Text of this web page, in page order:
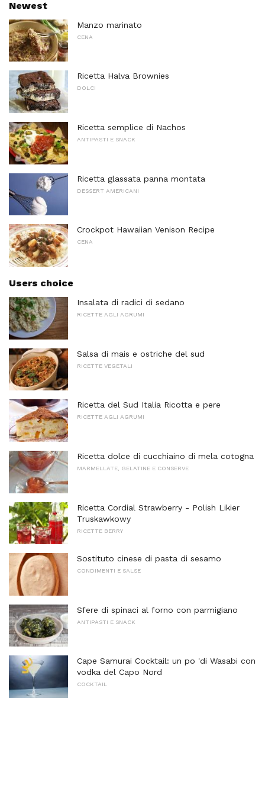
Newest
Manzo marinato
CENA
Ricetta Halva Brownies
DOLCI
Ricetta semplice di Nachos
ANTIPASTI E SNACK
Ricetta glassata panna montata
DESSERT AMERICANI
Crockpot Hawaiian Venison Recipe
CENA
Users choice
Insalata di radici di sedano
RICETTE AGLI AGRUMI
Salsa di mais e ostriche del sud
RICETTE VEGETALI
Ricetta del Sud Italia Ricotta e pere
RICETTE AGLI AGRUMI
Ricetta dolce di cucchiaino di mela cotogna
MARMELLATE, GELATINE E CONSERVE
Ricetta Cordial Strawberry - Polish Likier
Truskawkowy
RICETTE BERRY
Sostituto cinese di pasta di sesamo
CONDIMENTI E SALSE
Sfere di spinaci al forno con parmigiano
ANTIPASTI E SNACK
Cape Samurai Cocktail: un po 'di Wasabi con
vodka del Capo Nord
COCKTAIL